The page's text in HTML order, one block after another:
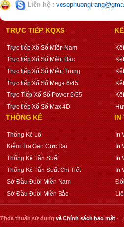
Liên hệ :
TRỰC TIẾP KQXS
Trực tiếp Xổ Số Miền Nam
Trực tiếp Xổ Số Miền Bắc
Trực tiếp Xổ Số Miền Trung
Trực tiếp Xổ Số Mega 6/45
Trực Tiếp Xổ Số Power 6/55
Trực tiếp Xổ Số Max 4D
THỐNG KÊ
Thống Kê Lô
Kiểm Tra Gan Cực Đại
Thống Kê Tần Suất
Thống Kê Tần Suất Chi Tiết
Sớ Đầu Đuôi Miền Nam
Sớ Đầu Đuôi Miền Bắc
IN
In
In
In
In
Thỏa thuận sử dụngvà Chính sách bảo mật - |